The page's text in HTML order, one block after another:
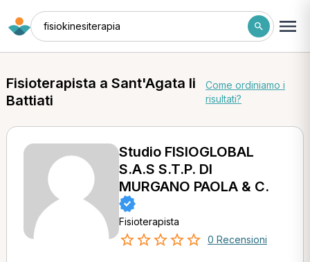
fisiokinesiterapia
Fisioterapista a Sant'Agata li
Battiati
Come ordiniamo i
risultati?
Studio FISIOGLOBAL
S.A.S S.T.P. DI
MURGANO PAOLA & C.
Fisioterapista
0 Recensioni